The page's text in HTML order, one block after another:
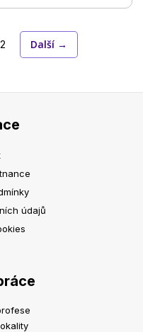
Další →
údajů